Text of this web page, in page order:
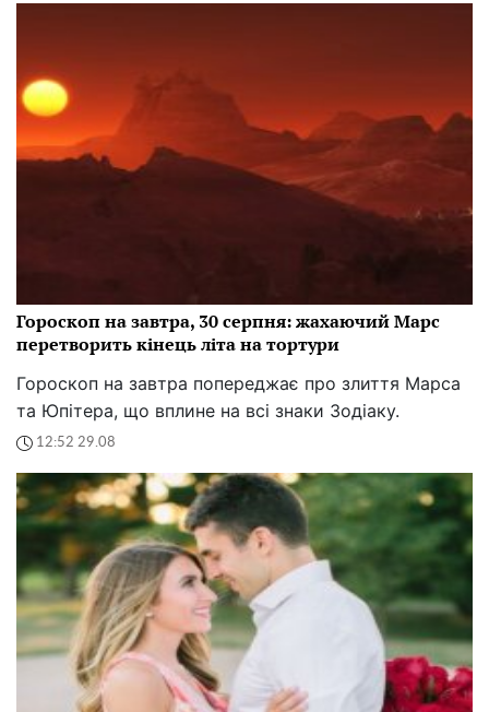
Гороскоп на завтра, 30 серпня: жахаючий Марс
перетворить кінець літа на тортури
Гороскоп на завтра попереджає про злиття Марса
та Юпітера, що вплине на всі знаки Зодіаку.
12:52 29.08